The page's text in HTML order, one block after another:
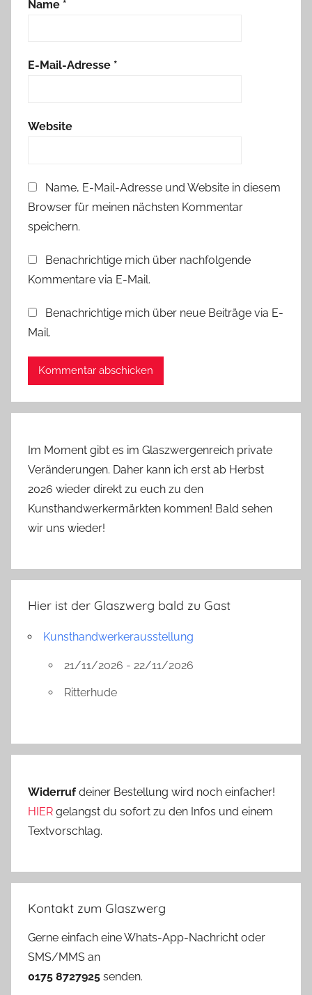
r
c
g
Name *
E-Mail-Adresse *
Website
Name, E-Mail-Adresse und Website in diesem
Browser für meinen nächsten Kommentar
speichern.
Benachrichtige mich über nachfolgende
Kommentare via E-Mail.
Benachrichtige mich über neue Beiträge via E-
Mail.
Im Moment gibt es im Glaszwergenreich private
Veränderungen. Daher kann ich erst ab Herbst
2026 wieder direkt zu euch zu den
Kunsthandwerkermärkten kommen! Bald sehen
wir uns wieder!
Hier ist der Glaszwerg bald zu Gast
Kunsthandwerkerausstellung
21/11/2026 - 22/11/2026
Ritterhude
Widerrufdeiner Bestellung wird noch einfacher!
HIER gelangst du sofort zu den Infos und einem
Textvorschlag.
Kontakt zum Glaszwerg
Gerne einfach eine Whats-App-Nachricht oder
SMS/MMS an
0175 8727925 senden.